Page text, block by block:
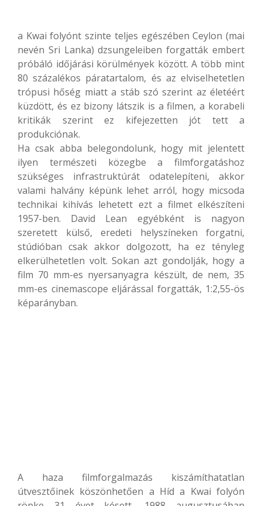
a Kwai folyónt szinte teljes egészében Ceylon (mai
nevén Sri Lanka) dzsungeleiben forgatták embert
próbáló időjárási körülmények között. A több mint
80 százalékos páratartalom, és az elviselhetetlen
trópusi hőség miatt a stáb szó szerint az életéért
küzdött, és ez bizony látszik is a filmen, a korabeli
kritikák szerint ez kifejezetten jót tett a
produkciónak.
Ha csak abba belegondolunk, hogy mit jelentett
ilyen természeti közegbe a filmforgatáshoz
szükséges infrastruktúrát odatelepíteni, akkor
valami halvány képünk lehet arról, hogy micsoda
technikai kihívás lehetett ezt a filmet elkészíteni
1957-ben. David Lean egyébként is nagyon
szeretett külső, eredeti helyszíneken forgatni,
stúdióban csak akkor dolgozott, ha ez tényleg
elkerülhetetlen volt. Sokan azt gondolják, hogy a
film 70 mm-es nyersanyagra készült, de nem, 35
mm-es cinemascope eljárással forgatták, 1:2,55-ös
képarányban.
A haza filmforgalmazás kiszámíthatatlan
útvesztőinek köszönhetően a Híd a Kwai folyón